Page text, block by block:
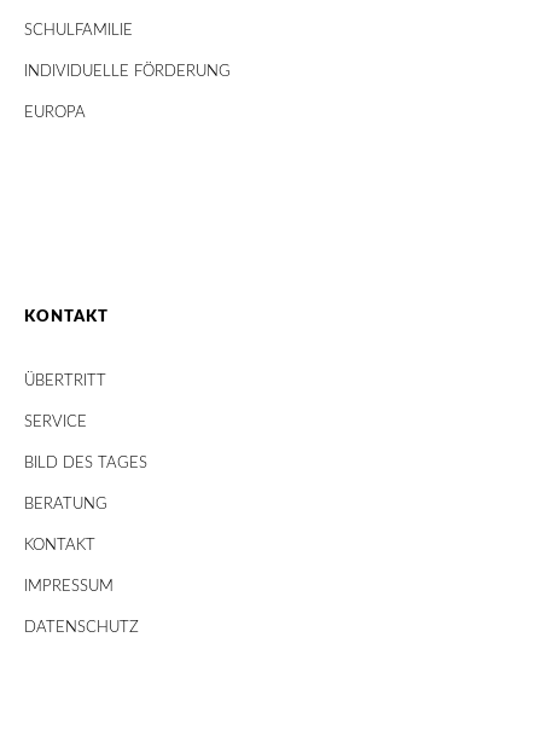
SCHULFAMILIE
INDIVIDUELLE FÖRDERUNG
EUROPA
KONTAKT
ÜBERTRITT
SERVICE
BILD DES TAGES
BERATUNG
KONTAKT
IMPRESSUM
DATENSCHUTZ